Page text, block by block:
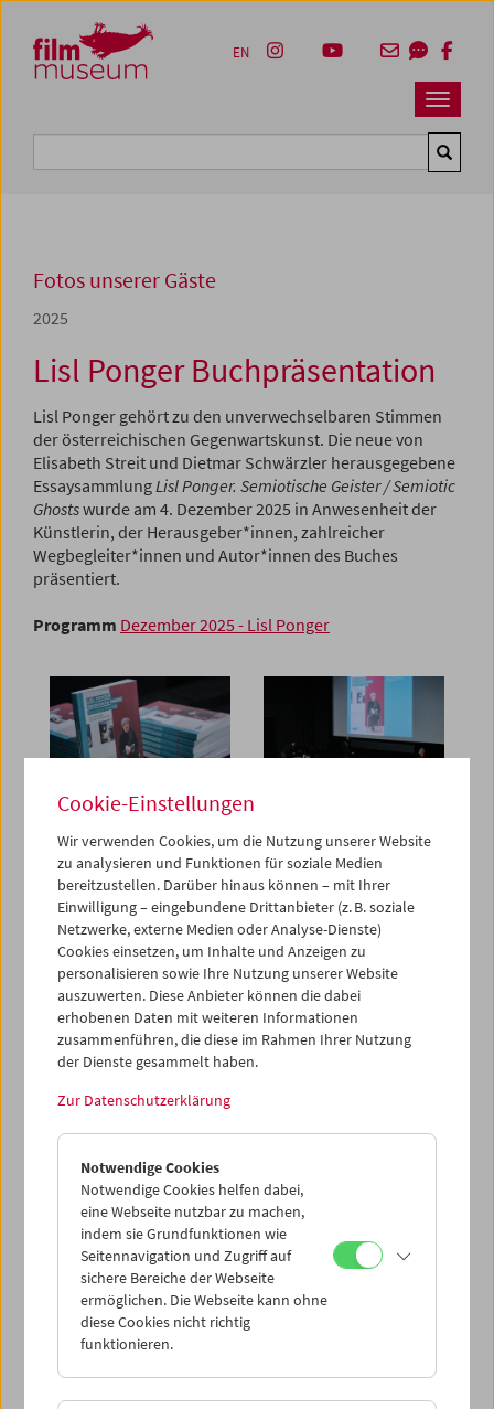
Zum Inhalt
Zum Hauptmenü
Zur Servicenavigation
Zum Suche
Navbar
EN
Fotos unserer Gäste
2025
Lisl Ponger Buchpräsentation
Lisl Ponger gehört zu den unverwechselbaren Stimmen
der österreichischen Gegenwartskunst. Die neue von
Elisabeth Streit und Dietmar Schwärzler herausgegebene
EssaysammlungLisl Ponger. Semiotische Geister / Semiotic
Ghostswurde am 4. Dezember 2025 in Anwesenheit der
Künstlerin, der Herausgeber*innen, zahlreicher
Wegbegleiter*innen und Autor*innen des Buches
präsentiert.
Programm Dezember 2025 - Lisl Ponger
Cookie-Einstellungen
Wir verwenden Cookies, um die Nutzung unserer Website
zu analysieren und Funktionen für soziale Medien
bereitzustellen. Darüber hinaus können – mit Ihrer
Einwilligung – eingebundene Drittanbieter (z. B. soziale
Netzwerke, externe Medien oder Analyse-Dienste)
Cookies einsetzen, um Inhalte und Anzeigen zu
personalisieren sowie Ihre Nutzung unserer Website
auszuwerten. Diese Anbieter können die dabei
erhobenen Daten mit weiteren Informationen
zusammenführen, die diese im Rahmen Ihrer Nutzung
der Dienste gesammelt haben.
Zur Datenschutzerklärung
Notwendige Cookies
Notwendige Cookies helfen dabei,
eine Webseite nutzbar zu machen,
indem sie Grundfunktionen wie
Seitennavigation und Zugriff auf
sichere Bereiche der Webseite
ermöglichen. Die Webseite kann ohne
diese Cookies nicht richtig
funktionieren.